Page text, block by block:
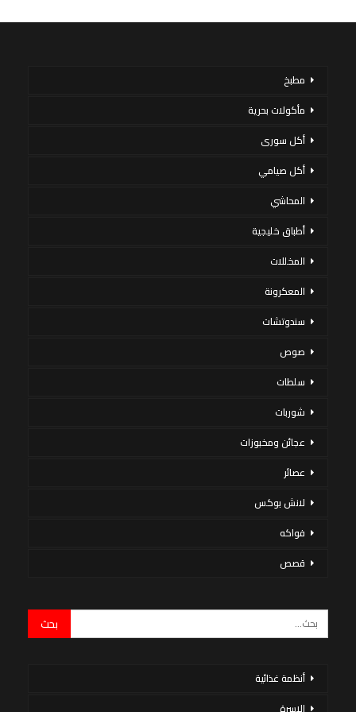
مطبخ
مأكولات بحرية
أكل سورى
أكل صيامي
المحاشي
أطباق خليجية
المخللات
المعكرونة
سندوتشات
صوص
سلطات
شوربات
عجائن ومخبوزات
عصائر
لانش بوكس
فواكه
قصص
أنظمة غذائية
الاسرة